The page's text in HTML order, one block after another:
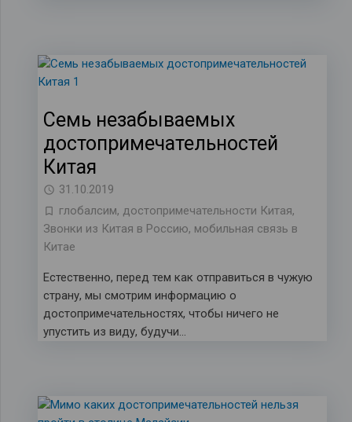
Семь незабываемых
достопримечательностей
Китая
31.10.2019
глобалсим, достопримечательности Китая,
Звонки из Китая в Россию, мобильная связь в
Китае
Естественно, перед тем как отправиться в чужую
страну, мы смотрим информацию о
достопримечательностях, чтобы ничего не
упустить из виду, будучи…